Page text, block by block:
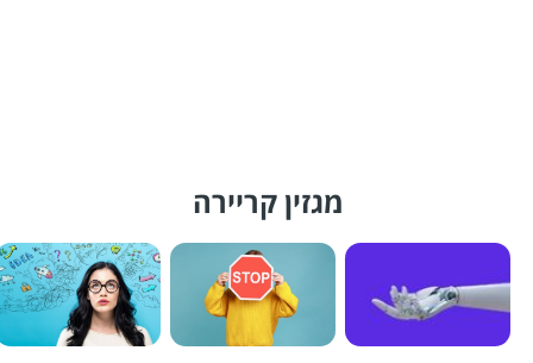
מגזין קריירה